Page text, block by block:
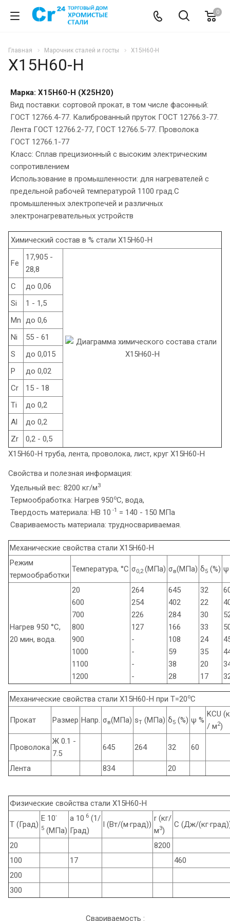
0
Главная Марочник сталей и госты Х15Н60-Н
Х15Н60-Н
Марка: Х15Н60-Н (Х25Н20)
Вид поставки: сортовой прокат, в том числе фасонный:
ГОСТ 12766.4-77. Калиброванный пруток ГОСТ 12766.3-77.
Лента ГОСТ 12766.2-77, ГОСТ 12766.5-77. Проволока
ГОСТ 12766.1-77
Класс: Сплав прецизионный с высоким электрическим
сопротивлением
Использование в промышленности: для нагревателей с
предельной рабочей температурой 1100 град.С
промышленных электропечей и различных
электронагревательных устройств
Химический состав в % стали Х15Н60-Н
Fe
17,905 -
28,8
C
до 0,06
Si
1 - 1,5
Mn до 0,6
Ni
55 - 61
S
до 0,015
P
до 0,02
Cr
15 - 18
Ti
до 0,2
Al
до 0,2
Zr
0,2 - 0,5
Х15Н60-Н труба, лента, проволока, лист, круг Х15Н60-Н
Свойства и полезная информация:
Удельный вес: 8200 кг/м3
Термообработка: Нагрев 950oC, вода,
Твердость материала: HB 10 -1
= 140 - 150 МПа
Свариваемость материала: трудносвариваемая.
Механические свойства стали Х15Н60-Н
Режим
термообработки
Температура, °С σ0,2(МПа) σв(МПа) δ5 (%) ψ
Нагрев 950 °С,
20 мин, вода.
20
600
700
800
900
1000
1100
1200
264
254
226
127
-
-
-
-
645
402
284
166
108
59
38
28
32
22
30
33
24
35
20
17
Механические свойства стали Х15Н60-Н при Т=20oС
Прокат Размер Напр. σв(МПа) sT (МПа) δ5 (%) ψ %
KCU
/ м2)
Проволока
Ж 0.1 -
7.5
645 264 32 60
Лента 834 20
Физические свойства стали Х15Н60-Н
T (Град)
E 10-
5 (МПа)
a 10 6 (1/
Град)
l (Вт/(м·град))
r (кг/
м3)
C (Дж/
20
8200
100
17
460
200
300
Свариваемость :